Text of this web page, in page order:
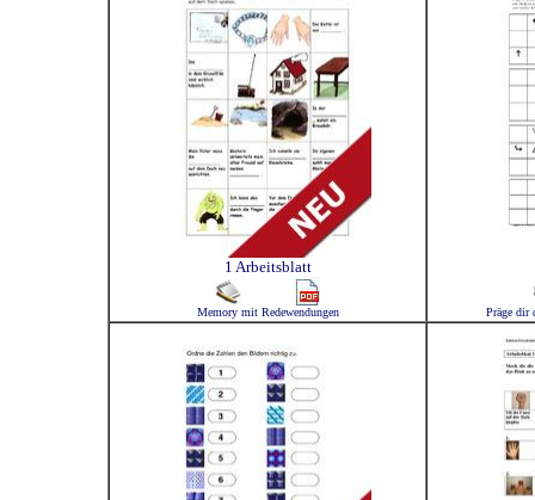
1 Arbeitsblatt
Memory mit Redewendungen Präge dir